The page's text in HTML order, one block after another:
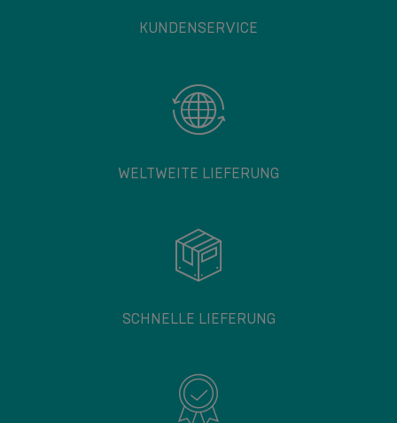
KUNDENSERVICE
WELTWEITE LIEFERUNG
SCHNELLE LIEFERUNG